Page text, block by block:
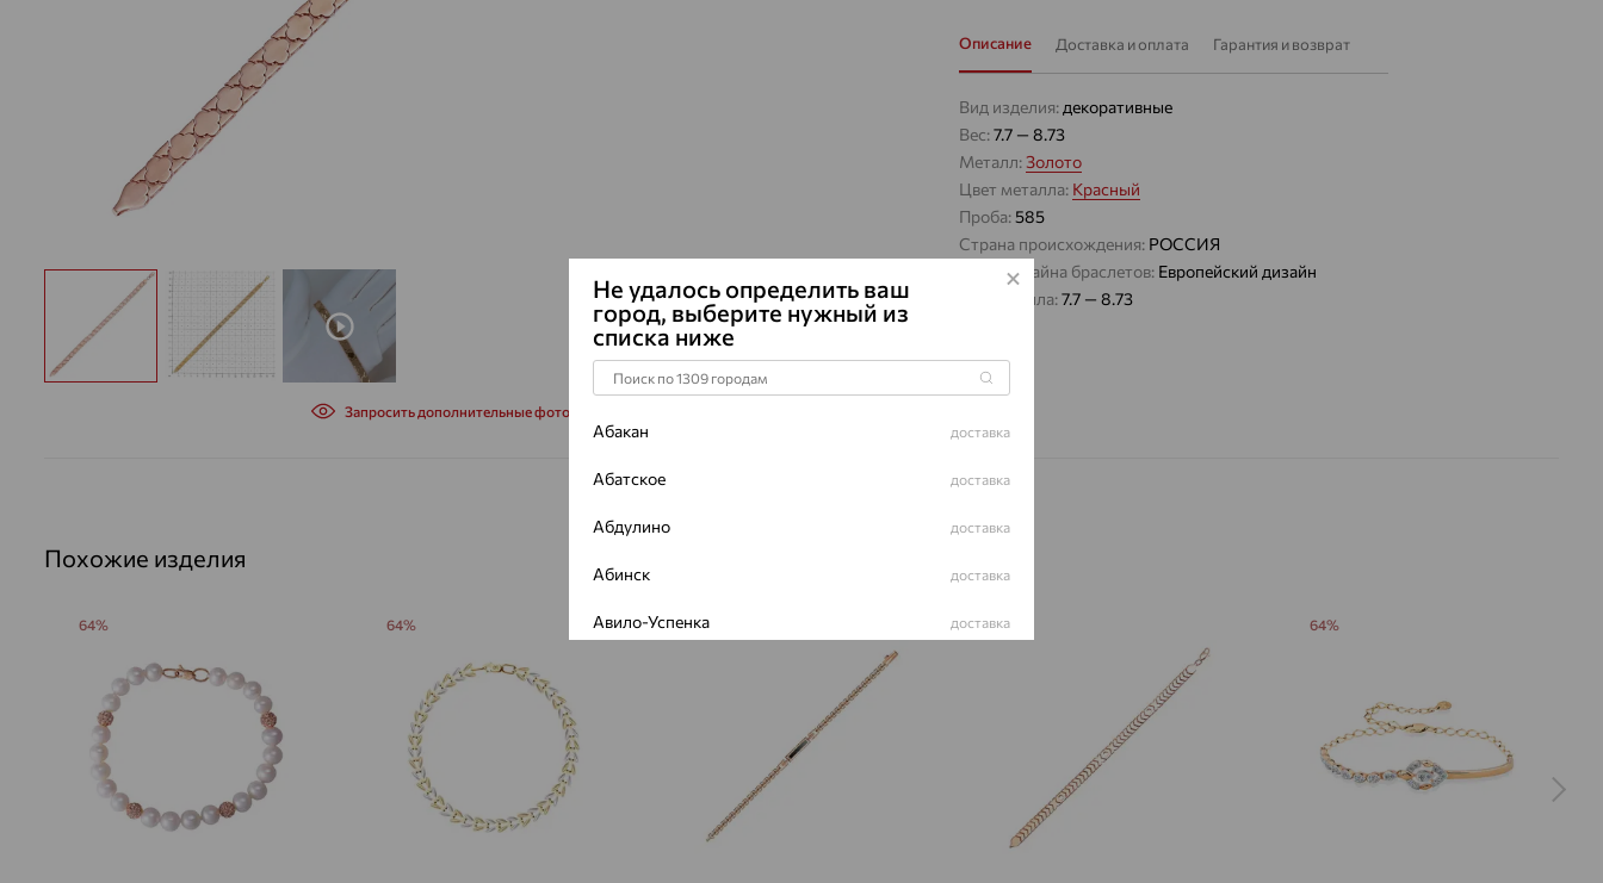
Запросить дополнительные фото
Описание Доставка и оплата Гарантия и возврат
Вид изделия: декоративные
Вес:7.7 — 8.73
Металл:Золото
Цвет металла: Красный
Проба:585
Страна происхождения: РОССИЯ
Виды дизайна браслетов: Европейский дизайн
Вес металла:7.7 — 8.73
Похожие изделия
64% 64% 64% 64% 64%
Не удалось определить ваш
город, выберите нужный из
списка ниже
Абакан доставка
Абатское доставка
Абдулино доставка
Абинск доставка
Авило-Успенка доставка